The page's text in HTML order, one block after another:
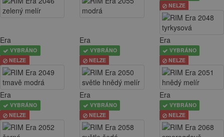
NELZE
Era
VYBRÁNO
NELZE
Era
VYBRÁNO
NELZE
Era
VYBRÁNO
NELZE
Era
VYBRÁNO
NELZE
Era
VYBRÁNO
NELZE
Era
VYBRÁNO
NELZE